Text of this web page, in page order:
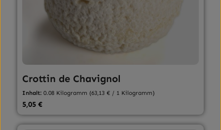
Crottin de Chavignol
Inhalt:0.08 Kilogramm (63,13 € / 1 Kilogramm)
Regulärer Preis:
5,05 €